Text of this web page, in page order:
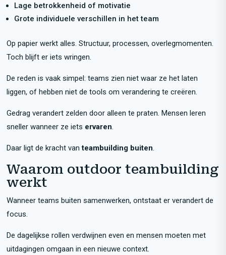
Lage betrokkenheid of motivatie
Grote individuele verschillen in het team
Op papier werkt alles. Structuur, processen, overlegmomenten.
Toch blijft er iets wringen.
De reden is vaak simpel: teams zien niet waar ze het laten
liggen, of hebben niet de tools om verandering te creëren.
Gedrag verandert zelden door alleen te praten. Mensen leren
sneller wanneer ze iets ervaren.
Daar ligt de kracht vanteambuilding buiten.
Waarom outdoor teambuilding
werkt
Wanneer teams buiten samenwerken, ontstaat er verandert de
focus.
De dagelijkse rollen verdwijnen even en mensen moeten met
uitdagingen omgaan in een nieuwe context.